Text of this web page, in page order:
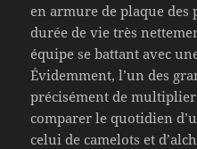
en armure de plaque des
durée de vie très
équipe se battant avec
Évidemment, l’un des
précisément de
comparer le quotidien
celui de camelots et